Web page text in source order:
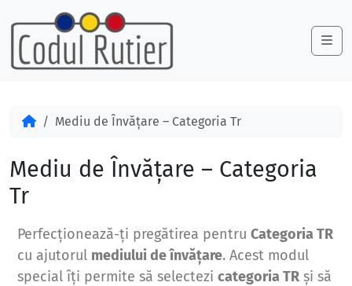
Skip to content
Skip to footer
AcasăMediu de Învățare – Categoria Tr
Mediu de Învățare – Categoria
Tr
Perfecționează-ți pregătirea pentru Categoria TR
cu ajutorul mediului de învățare. Acest modul
special îți permite să selectezi categoria TR și să